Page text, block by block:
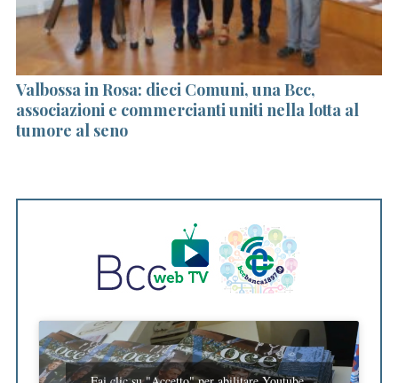
Valbossa in Rosa: dieci Comuni, una Bcc,
associazioni e commercianti uniti nella lotta al
tumore al seno